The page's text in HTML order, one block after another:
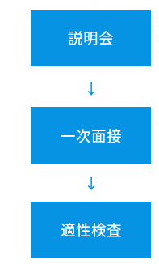
説明会
↓
一次面接
↓
適性検査